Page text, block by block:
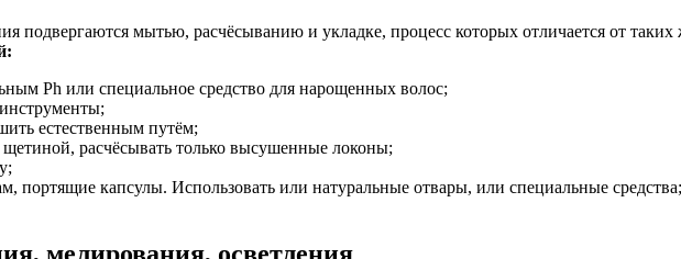
подвергаются мытью, расчёсыванию и укладке, процесс которых отличается от
Ph или специальное средство для нарощенных волос;
естественным путём;
расчёсывать только высушенные локоны;
портящие капсулы. Использовать или натуральные отвары, или специальные средства;
мелирования, осветления